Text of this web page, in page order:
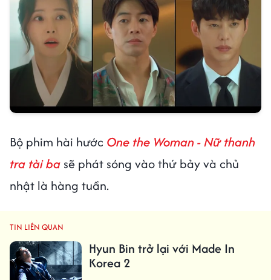
Bộ phim hài hước One the Woman - Nữ thanh
tra tài ba sẽ phát sóng vào thứ bảy và chủ
nhật là hàng tuần.
TIN LIÊN QUAN
Hyun Bin trở lại với Made In
Korea 2